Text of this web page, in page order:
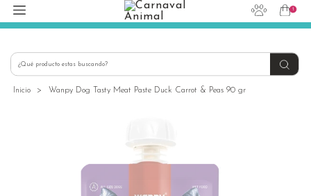
+56939145030
1
Inicio > Wanpy Dog Tasty Meat Paste Duck Carrot & Peas 90 gr